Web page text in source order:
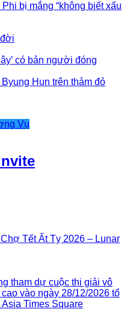
bị mắng “không biết xấu
có bản người đóng
Hun trên thảm đỏ
Vụ
Tết Ất Tỵ 2026 – Lunar
tham dự cuộc thi giải vô
vào ngày 28/12/2026 tổ
Times Square